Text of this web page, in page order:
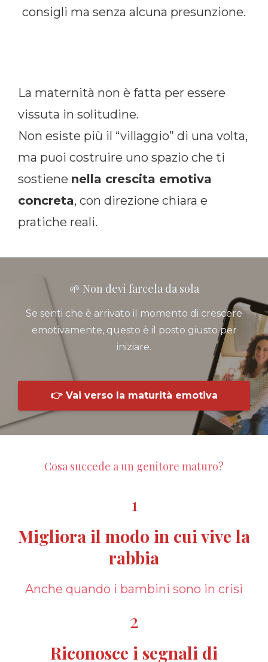
consigli ma senza alcuna presunzione.
La maternità non è fatta per essere
vissuta in solitudine.
Non esiste più il “villaggio” di una volta,
ma puoi costruire uno spazio che ti
sostiene nella crescita emotiva
concreta, con direzione chiara e
pratiche reali.
🌱 Non devi farcela da sola
Se senti che è arrivato il momento di crescere
emotivamente, questo è il posto giusto per
iniziare.
👉 Vai verso la maturità emotiva
Cosa succede a un genitore maturo?
1
Migliora il modo in cui vive la
rabbia
Anche quando i bambini sono in crisi
2
Riconosce i segnali di